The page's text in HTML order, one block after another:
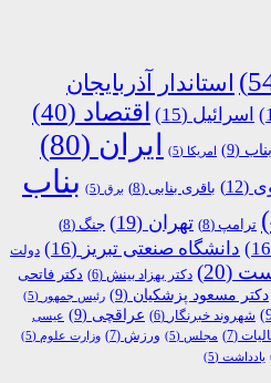
استاندار آذربایجان
اسرائیل (15) اقتصاد (40)
(9) امریکا (5) ایران (80)
(12) باقری بنابی (8) برق (5)
بناب
ترامپ (8) تهران (19) جنگ (8)
دانشگاه صنعتی تبریز (16)
دولت
(20) دکتر بهزاد بینش (6)
دکتر فاتحی
دکتر مسعود پزشکیان (9) رئیس جمهور (5)
شهروند خبرنگار (6) عراقچی (9)
عیسی
(7) مجلس (5) ورزش (7) وزارت علوم (5)
یادداشت (5)